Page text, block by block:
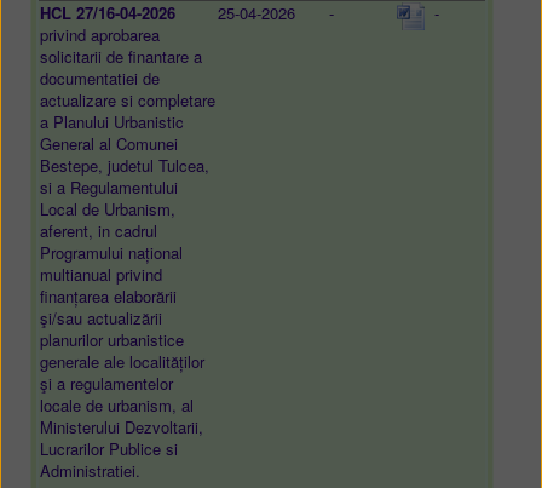
HCL 27/16-04-2026
privind aprobarea
solicitarii de finantare a
documentatiei de
actualizare si completare
a Planului Urbanistic
General al Comunei
Bestepe, judetul Tulcea,
si a Regulamentului
Local de Urbanism,
aferent, in cadrul
Programului național
multianual privind
finanțarea elaborării
şi/sau actualizării
planurilor urbanistice
generale ale localităților
şi a regulamentelor
locale de urbanism, al
Ministerului Dezvoltarii,
Lucrarilor Publice si
Administratiei.
25-04-2026 - -